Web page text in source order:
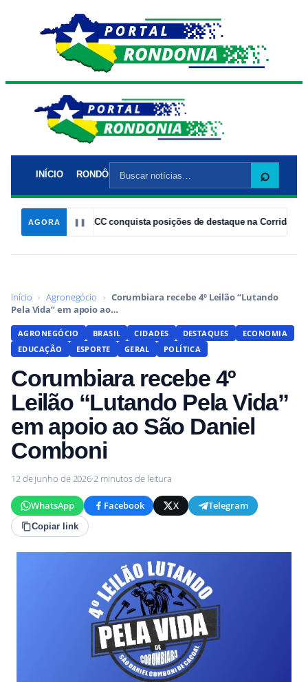
INÍCIO RONDÔNIA POLÍTICA CIDADES
Buscar
por:
⌕
AGORA ❚❚
14:05ADECC conquista posições de destaque na Corrida Laranja
Início › Agronegócio › Corumbiara recebe 4º Leilão “Lutando
Pela Vida” em apoio ao…
AGRONEGÓCIO BRASIL CIDADES DESTAQUES
ECONOMIA
EDUCAÇÃO
ESPORTE GERAL POLÍTICA
Corumbiara recebe 4º
Leilão “Lutando Pela Vida”
em apoio ao São Daniel
Comboni
12 de junho de 2026·2 minutos de leitura
WhatsApp Facebook X Telegram
Copiar link